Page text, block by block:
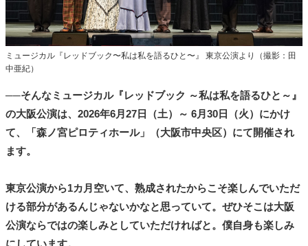
ミュージカル『レッドブック〜私は私を語るひと〜』 東京公演より（撮影：田
中亜紀）
──そんなミュージカル『レッドブック ～私は私を語るひと～』
の大阪公演は、2026年6月27日（土）～ 6月30日（火）にかけ
て、「森ノ宮ピロティホール」（大阪市中央区）にて開催され
ます。
東京公演から1カ月空いて、熟成されたからこそ楽しんでいただ
ける部分があるんじゃないかなと思っていて。ぜひそこは大阪
公演ならではの楽しみとしていただければと。僕自身も楽しみ
にしています。